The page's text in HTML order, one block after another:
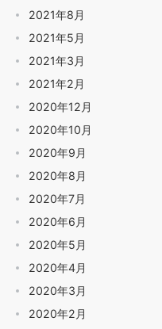
2021年8月
2021年5月
2021年3月
2021年2月
2020年12月
2020年10月
2020年9月
2020年8月
2020年7月
2020年6月
2020年5月
2020年4月
2020年3月
2020年2月